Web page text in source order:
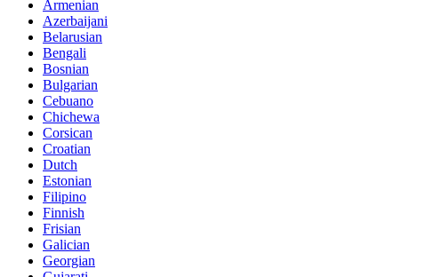
Armenian
Azerbaijani
Belarusian
Bengali
Bosnian
Bulgarian
Cebuano
Chichewa
Corsican
Croatian
Dutch
Estonian
Filipino
Finnish
Frisian
Galician
Georgian